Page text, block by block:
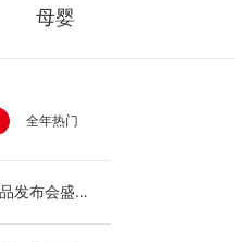
母婴
全年热门
发布会盛大